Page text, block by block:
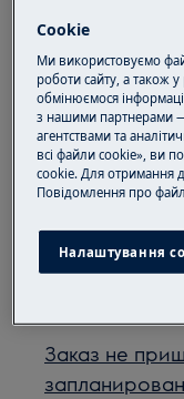
Какие у вас
Решение
Мы
доставку
Заказ не
Cookie
Ми використовуємо
роботи сайту, а також
обмінюємося
з нашими партнерами
агентствами та
всі файли cookie», ви
cookie. Для отримання
Пoвідомлення прo
Налаштування